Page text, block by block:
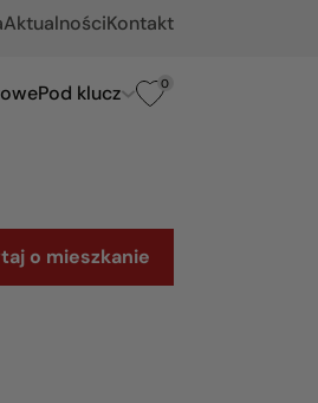
AktualnościKontakt
Pod klucz 0
o mieszkanie